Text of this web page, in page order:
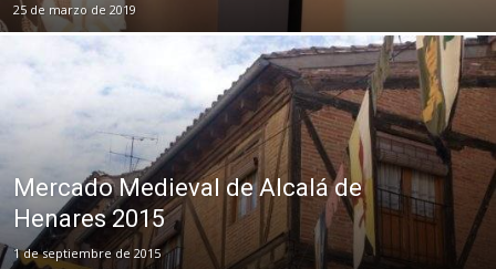
25 de marzo de 2019
Mercado Medieval de Alcalá de
Henares 2015
1 de septiembre de 2015